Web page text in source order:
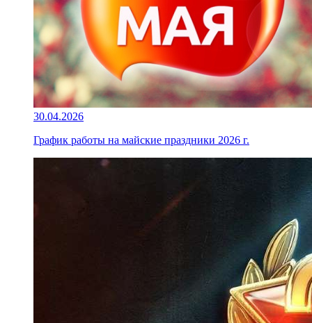
30.04.2026
График работы на майские праздники 2026 г.